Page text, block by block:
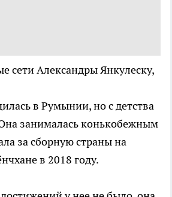
сети Александры Янкулеску,
в Румынии, но с детства
занималась конькобежным
за сборную страны на
в 2018 году.